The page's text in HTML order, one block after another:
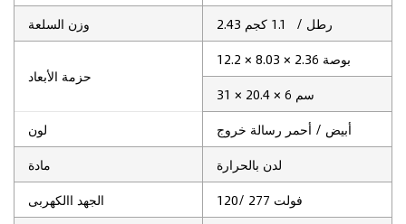
وزن السلعة
2.43 رطل / 1.1 كجم
حزمة الأبعاد
12.2
× 8.03 × 2.36 بوصة
31 × 20.4 × 6 سم
لون
‎أبيض / أحمر رسالة خروج
مادة
لدن بالحرارة
الجهد االكهربى
120/ 277 فولت